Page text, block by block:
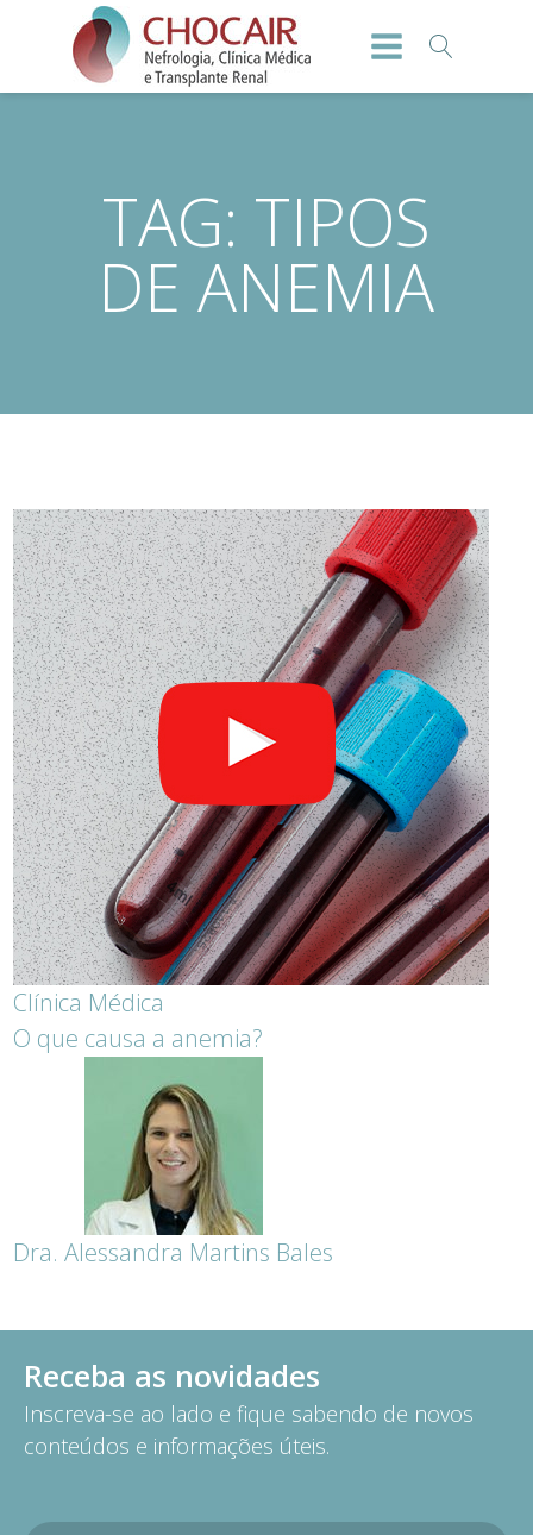
TAG: TIPOS
DE ANEMIA
Clínica Médica
O que causa a anemia?
Dra. Alessandra Martins Bales
Receba as novidades
Inscreva-se ao lado e fique sabendo de novos
conteúdos e informações úteis.